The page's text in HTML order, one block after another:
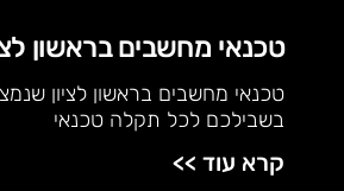
טכנאי מחשבים בראשון
טכנאי מחשבים בראשון לציון
בשבילכם לכל תקלה טכנאי
קרא עוד >>